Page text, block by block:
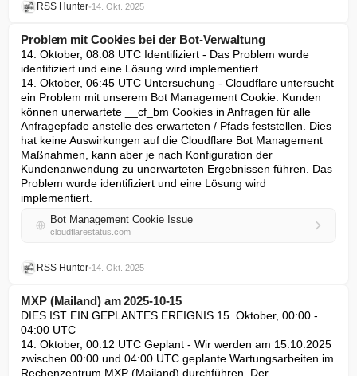
RSS Hunter•14. Okt. 2025
Problem mit Cookies bei der Bot-Verwaltung
14. Oktober, 08:08 UTC Identifiziert - Das Problem wurde
identifiziert und eine Lösung wird implementiert.
14. Oktober, 06:45 UTC Untersuchung - Cloudflare untersucht
ein Problem mit unserem Bot Management Cookie. Kunden
können unerwartete __cf_bm Cookies in Anfragen für alle
Anfragepfade anstelle des erwarteten / Pfads feststellen. Dies
hat keine Auswirkungen auf die Cloudflare Bot Management
Maßnahmen, kann aber je nach Konfiguration der
Kundenanwendung zu unerwarteten Ergebnissen führen. Das
Problem wurde identifiziert und eine Lösung wird
implementiert.
Bot Management Cookie Issue
cloudflarestatus.com
RSS Hunter•14. Okt. 2025
MXP (Mailand) am 2025-10-15
DIES IST EIN GEPLANTES EREIGNIS 15. Oktober, 00:00 -
04:00 UTC
14. Oktober, 00:12 UTC Geplant - Wir werden am 15.10.2025
zwischen 00:00 und 04:00 UTC geplante Wartungsarbeiten im
Rechenzentrum MXP (Mailand) durchführen. Der